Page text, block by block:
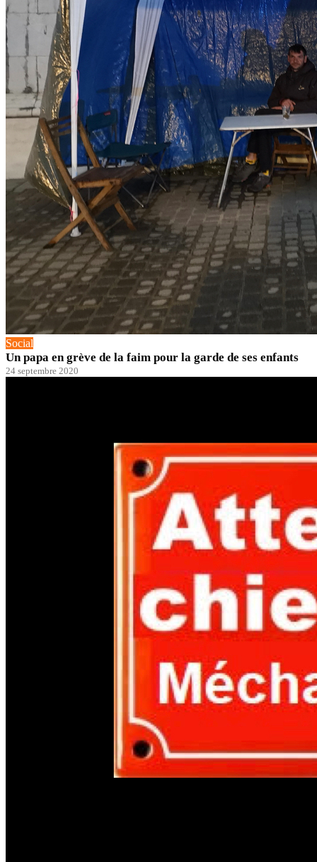
Social
Un papa en grève de la faim pour la garde de ses enfants
24 septembre 2020